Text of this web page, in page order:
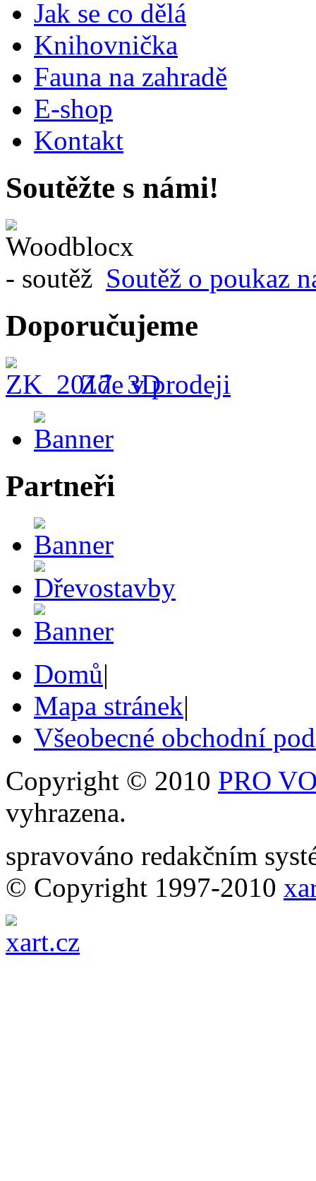
Jak se co dělá
Knihovnička
Fauna na zahradě
E-shop
Kontakt
Soutěžte s námi!
Soutěž o poukaz
Doporučujeme
Zde v prodeji
Partneři
Domů|
Mapa stránek|
Všeobecné obchodní
Copyright © 2010 PRO
vyhrazena.
spravováno redakčním
© Copyright 1997-2010